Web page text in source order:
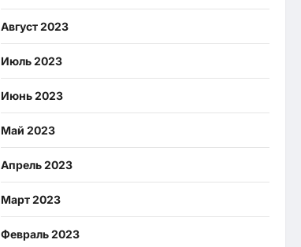
Август 2023
Июль 2023
Июнь 2023
Май 2023
Апрель 2023
Март 2023
Февраль 2023